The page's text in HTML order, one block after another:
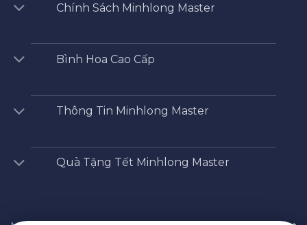
Chính Sách Minhlong Master
Bình Hoa Cao Cấp
Thông Tin Minhlong Master
Quà Tặng Tết Minhlong Master